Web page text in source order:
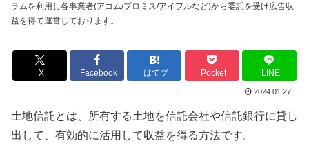
ラムを利用し各事業者(アコム/プロミス/アイフルなど)から委託を受け広告収
益を得て運営しております。
X Facebook はてブ Pocket LINE
2024.01.27
土地信託とは、所有する土地を信託会社や信託銀行に貸し
出して、有効的に活用して収益を得る方法です。